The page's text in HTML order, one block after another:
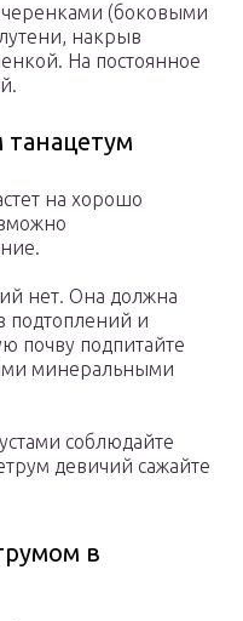
(боковыми
накрыв
На постоянное
танацетум
на хорошо
нет. Она должна
подтоплений и
почву подпитайте
минеральными
соблюдайте
девичий сажайте
в